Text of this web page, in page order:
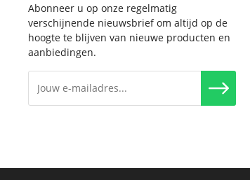
Abonneer u op onze regelmatig
verschijnende nieuwsbrief om altijd op de
hoogte te blijven van nieuwe producten en
aanbiedingen.